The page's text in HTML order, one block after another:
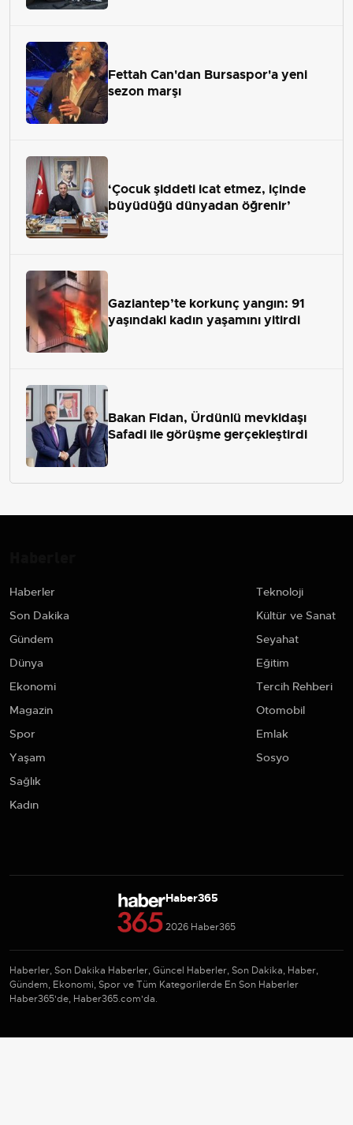
Fettah Can'dan Bursaspor'a yeni
sezon marşı
‘Çocuk şiddeti icat etmez, içinde
büyüdüğü dünyadan öğrenir’
Gaziantep’te korkunç yangın: 91
yaşındaki kadın yaşamını yitirdi
Bakan Fidan, Ürdünlü mevkidaşı
Safadi ile görüşme gerçekleştirdi
Haberler
Son Dakika
Gündem
Dünya
Ekonomi
Magazin
Spor
Yaşam
Sağlık
Kadın
Teknoloji
Kültür ve Sanat
Seyahat
Eğitim
Tercih Rehberi
Otomobil
Emlak
Sosyo
Haber365
2026 Haber365
Haberler, Son Dakika Haberler, Güncel Haberler, Son Dakika, Haber,
Gündem, Ekonomi, Spor ve Tüm Kategorilerde En Son Haberler
Haber365'de, Haber365.com'da.